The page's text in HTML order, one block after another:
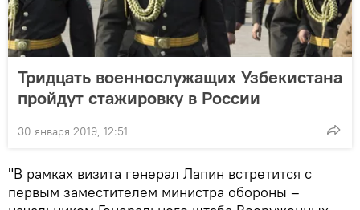
Тридцать военнослужащих Узбекистана
пройдут стажировку в России
30 января 2019, 12:51
"В рамках визита генерал Лапин встретится с
первым заместителем министра обороны –